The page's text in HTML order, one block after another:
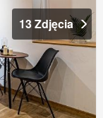
13 Zdjęcia